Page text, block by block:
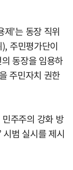
제'는 동장 직위
주민평가단이
동장을 임용하
주민자치 권한
주주의 강화 방
범 실시를 제시